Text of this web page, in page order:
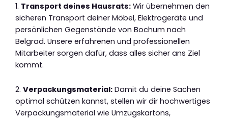
1. Transport deines Hausrats: Wir übernehmen den
sicheren Transport deiner Möbel, Elektrogeräte und
persönlichen Gegenstände von Bochum nach
Belgrad. Unsere erfahrenen und professionellen
Mitarbeiter sorgen dafür, dass alles sicher ans Ziel
kommt.
2. Verpackungsmaterial: Damit du deine Sachen
optimal schützen kannst, stellen wir dir hochwertiges
Verpackungsmaterial wie Umzugskartons,